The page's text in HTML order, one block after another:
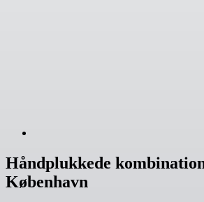
Håndplukkede
København